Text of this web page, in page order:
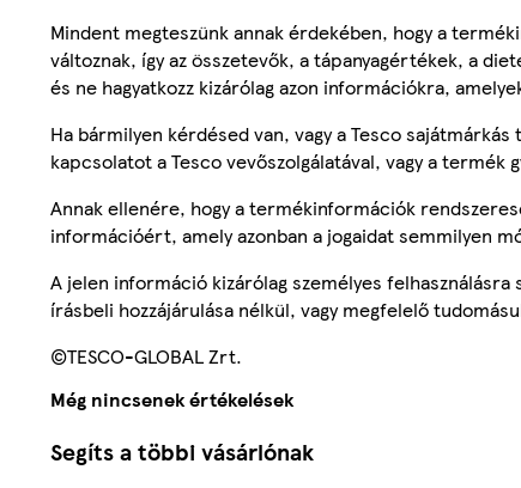
Mindent megteszünk annak érdekében, hogy a
változnak, így az összetevők, a tápanyagértékek, a
és ne hagyatkozz kizárólag azon információkra,
Ha bármilyen kérdésed van, vagy a Tesco
kapcsolatot a Tesco vevőszolgálatával, vagy a
Annak ellenére, hogy a termékinformációk
információért, amely azonban a jogaidat semmilyen
A jelen információ kizárólag személyes
írásbeli hozzájárulása nélkül, vagy megfelelő
©TESCO-GLOBAL Zrt.
Még nincsenek értékelések
Segíts a többi vásárlónak